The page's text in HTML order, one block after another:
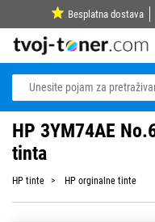
Besplatna dostava
HP 3YM74AE
tinta
HP tinte HP orginalne tinte